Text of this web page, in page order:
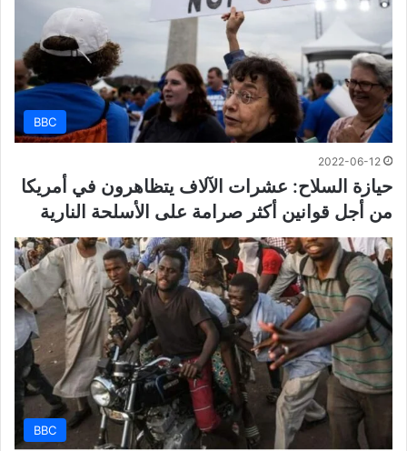
BBC
2022-06-12
حيازة السلاح: عشرات الآلاف يتظاهرون في أمريكا
من أجل قوانين أكثر صرامة على الأسلحة النارية
BBC